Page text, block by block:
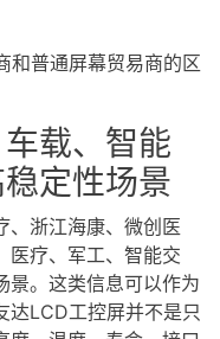
和普通屏幕贸易商的区
载、智能
定性场景
、浙江海康、微创医
医疗、军工、智能交
景。这类信息可以作为
达LCD工控屏并不是只